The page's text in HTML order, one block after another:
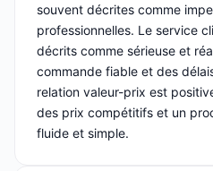
souvent décrites comme
professionnelles. Le service
décrits comme sérieuse et
commande fiable et des
relation valeur-prix est
des prix compétitifs et un
fluide et simple.